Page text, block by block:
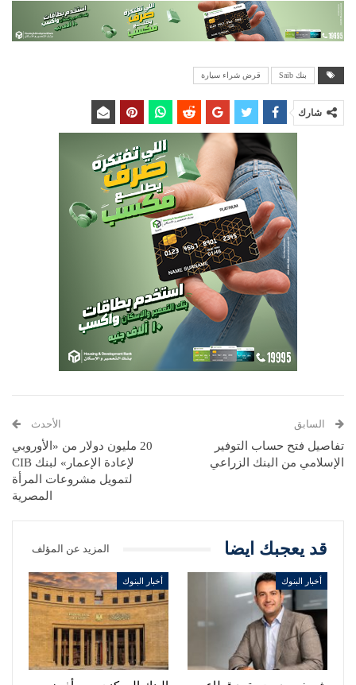
بنك Saib قرض شراء سيارة
شارك
السابق
تفاصيل فتح حساب التوفير
الإسلامي من البنك الزراعي
الأحدث
20 مليون دولار من «الأوروبي
لإعادة الإعمار» لبنك CIB
لتمويل مشروعات المرأة
المصرية
قد يعجبك ايضا المزيد عن المؤلف
أخبار البنوك أخبار البنوك